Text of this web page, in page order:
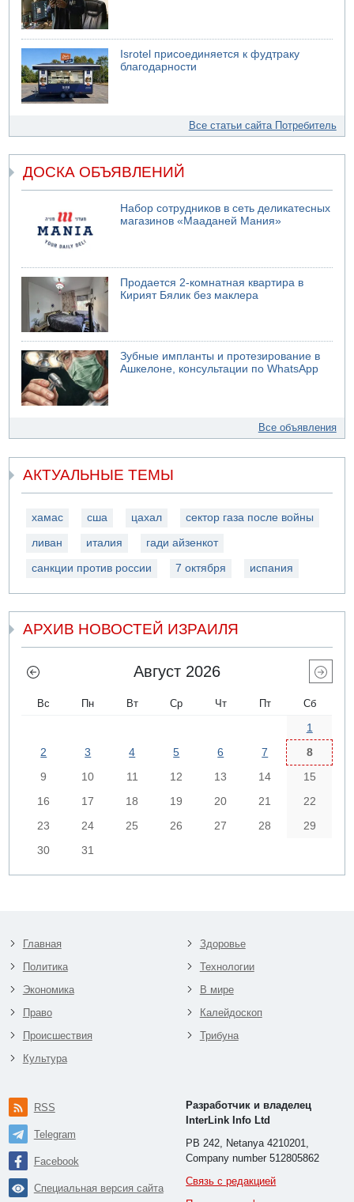
Isrotel присоединяется к фудтраку
благодарности
Все статьи сайта Потребитель
ДОСКА ОБЪЯВЛЕНИЙ
Набор сотрудников в сеть деликатесных
магазинов «Мааданей Мания»
Продается 2-комнатная квартира в
Кирият Бялик без маклера
Зубные импланты и протезирование в
Ашкелоне, консультации по WhatsApp
Все объявления
АКТУАЛЬНЫЕ ТЕМЫ
хамас сша цахал сектор газа после войны
ливан италия гади айзенкот
санкции против россии 7 октября испания
АРХИВ НОВОСТЕЙ ИЗРАИЛЯ
Август 2026
Вс Пн Вт Ср Чт Пт Сб
1
2
3 4 5 6 7
8
9
10 11 12 13 14
15
16
17 18 19 20 21
22
23
24 25 26 27 28
29
30
31
Главная
Политика
Экономика
Право
Происшествия
Культура
Здоровье
Технологии
В мире
Калейдоскоп
Трибуна
RSS
Telegram
Facebook
Специальная версия сайта
Разработчик и владелец
InterLink Info Ltd
PB 242, Netanya 4210201,
Company number 512805862
Связь с редакцией